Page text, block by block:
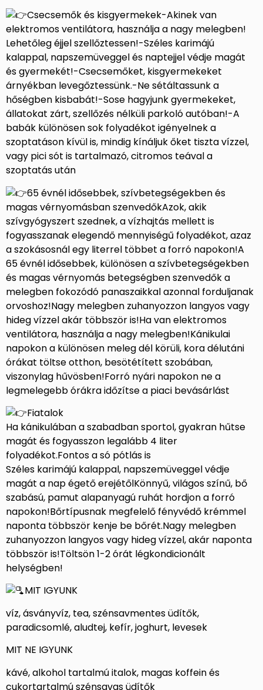
Csecsemők és kisgyermekek-Akinek van
elektromos ventilátora, használja a nagy melegben!
Lehetőleg éjjel szellőztessen!-Széles karimájú
kalappal, napszemüveggel és naptejjel védje magát
és gyermekét!-Csecsemőket, kisgyermekeket
árnyékban levegőztessünk.-Ne sétáltassunk a
hőségben kisbabát!-Sose hagyjunk gyermekeket,
állatokat zárt, szellőzés nélküli parkoló autóban!-A
babák különösen sok folyadékot igényelnek a
szoptatáson kívül is, mindig kínáljuk őket tiszta vízzel,
vagy pici sót is tartalmazó, citromos teával a
szoptatás után
65 évnél idősebbek, szívbetegségekben és
magas vérnyomásban szenvedőkAzok, akik
szívgyógyszert szednek, a vízhajtás mellett is
fogyasszanak elegendő mennyiségű folyadékot, azaz
a szokásosnál egy literrel többet a forró napokon!A
65 évnél idősebbek, különösen a szívbetegségekben
és magas vérnyomás betegségben szenvedők a
melegben fokozódó panaszaikkal azonnal forduljanak
orvoshoz!Nagy melegben zuhanyozzon langyos vagy
hideg vízzel akár többször is!Ha van elektromos
ventilátora, használja a nagy melegben!Kánikulai
napokon a különösen meleg dél körüli, kora délutáni
órákat töltse otthon, besötétített szobában,
viszonylag hűvösben!Forró nyári napokon ne a
legmelegebb órákra időzítse a piaci bevásárlást
Fiatalok
Ha kánikulában a szabadban sportol, gyakran hűtse
magát és fogyasszon legalább 4 liter
folyadékot.Fontos a só pótlás is
Széles karimájú kalappal, napszemüveggel védje
magát a nap égető erejétőlKönnyű, világos színű, bő
szabású, pamut alapanyagú ruhát hordjon a forró
napokon!Bőrtípusnak megfelelő fényvédő krémmel
naponta többször kenje be bőrét.Nagy melegben
zuhanyozzon langyos vagy hideg vízzel, akár naponta
többször is!Töltsön 1-2 órát légkondicionált
helységben!
MIT IGYUNK
víz, ásványvíz, tea, szénsavmentes üdítők,
paradicsomlé, aludtej, kefír, joghurt, levesek
MIT NE IGYUNK
kávé, alkohol tartalmú italok, magas koffein és
cukortartalmú szénsavas üdítők